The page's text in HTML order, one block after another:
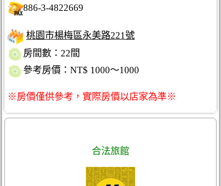
886-3-4822669
桃園市楊梅區永美路221號
房間數：22間
參考房價：NT$ 1000～1000
※房價僅供參考，實際房價以店家為準※
合法旅館